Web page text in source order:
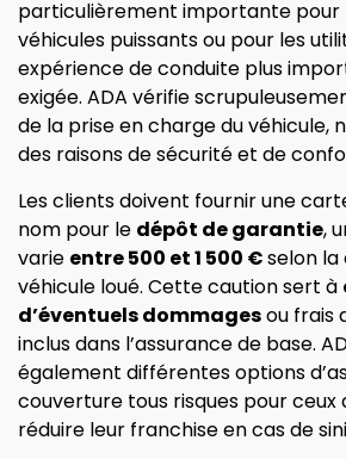
particulièrement importante pour
véhicules puissants ou pour les
expérience de conduite plus
exigée. ADA vérifie
de la prise en charge du véhicule,
des raisons de sécurité et de
Les clients doivent fournir une
nom pour le dépôt de garantie,
varie entre 500 et 1 500 €selon
véhicule loué. Cette caution sert à
d’éventuels dommagesou frais
inclus dans l’assurance de base.
également différentes options
couverture tous risques pour ceux
réduire leur franchise en cas de